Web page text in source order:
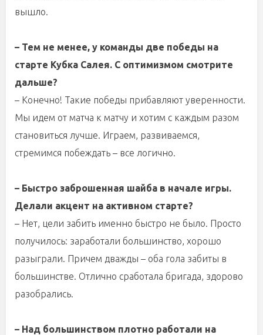
вышло.
– Тем не менее, у команды две победы на
старте Кубка Салея. С оптимизмом смотрите
дальше?
– Конечно! Такие победы прибавляют уверенности.
Мы идем от матча к матчу и хотим с каждым разом
становиться лучше. Играем, развиваемся,
стремимся побеждать – все логично.
– Быстро заброшенная шайба в начале игры.
Делали акцент на активном старте?
– Нет, цели забить именно быстро не было. Просто
получилось: заработали большинство, хорошо
разыграли. Причем дважды – оба гола забиты в
большинстве. Отлично сработала бригада, здорово
разобрались.
– Над большинством плотно работали на